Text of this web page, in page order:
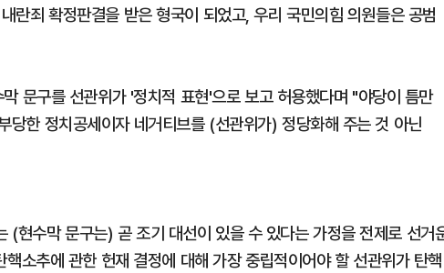
란죄 확정판결을 받은 형국이 되었고, 우리 국민의힘 의원들은 공범
문구를 선관위가 '정치적 표현'으로 보고 허용했다며 "야당이 틈만
당한 정치공세이자 네거티브를 (선관위가) 정당화해 주는 것 아닌
현수막 문구는) 곧 조기 대선이 있을 수 있다는 가정을 전제로 선거
소추에 관한 헌재 결정에 대해 가장 중립적이어야 할 선관위가 탄핵